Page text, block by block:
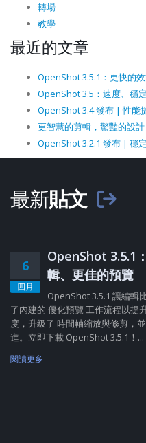
轉場
教學
最近的文章
OpenShot 3.5.1：更快的
OpenShot 3.5：速度、穩
OpenShot 3.4 發布 | 性能
更智慧的剪輯，驚豔的設
OpenShot 3.2.1 發布 | 穩
最新貼文
6
四月
OpenShot 3.5.1
輯、更佳的預覽
OpenShot 3.5.1 讓編輯
了內建的 優化預覽 工作流程以提
度，升級了 時間軸縮放與修剪，
進。立即下載 OpenShot 3.5.1！...
閱讀更多